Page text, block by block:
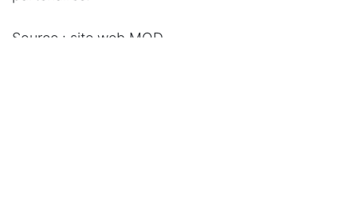
Source : site web MOD